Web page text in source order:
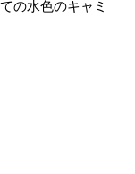
の水色のキャミ